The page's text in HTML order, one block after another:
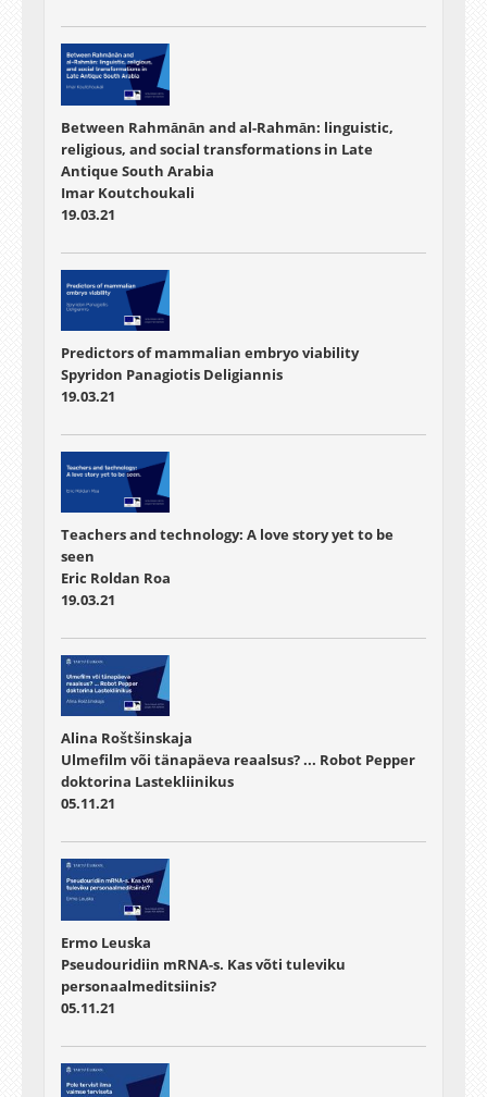
Between Rahmānān and al-Rahmān: linguistic,
religious, and social transformations in Late
Antique South Arabia
Imar Koutchoukali
19.03.21
Predictors of mammalian embryo viability
Spyridon Panagiotis Deligiannis
19.03.21
Teachers and technology: A love story yet to be
seen
Eric Roldan Roa
19.03.21
Alina Roštšinskaja
Ulmefilm või tänapäeva reaalsus? ... Robot Pepper
doktorina Lastekliinikus
05.11.21
Ermo Leuska
Pseudouridiin mRNA-s. Kas võti tuleviku
personaalmeditsiinis?
05.11.21